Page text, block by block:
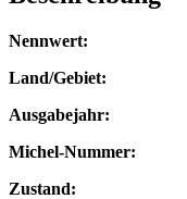
Nennwert:
Land/Gebiet:
Michel-Nummer:
Zustand: